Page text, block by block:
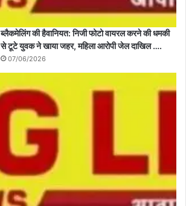
ब्लैकमेलिंग की हैवानियत: निजी फोटो वायरल करने की धमकी
से टूटे युवक ने खाया जहर, महिला आरोपी जेल दाखिल ….
07/06/2026